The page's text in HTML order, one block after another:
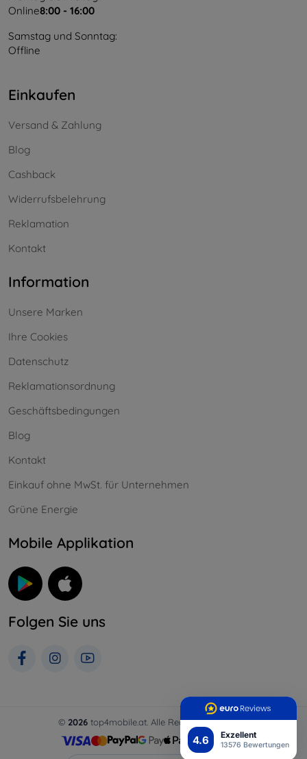
4.6 Exzellent
13576 Bewertungen
Online8:00 - 16:00
Samstag und Sonntag:
Offline
Einkaufen
Versand & Zahlung
Blog
Cashback
Widerrufsbelehrung
Reklamation
Kontakt
Information
Unsere Marken
Ihre Cookies
Datenschutz
Reklamationsordnung
Geschäftsbedingungen
Blog
Kontakt
Einkauf ohne MwSt. für Unternehmen
Grüne Energie
Mobile Applikation
Folgen Sie uns
© 2026top4mobile.at. Alle Rechte vorbehalten.